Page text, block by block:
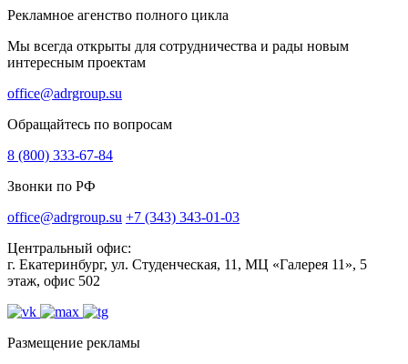
Рекламное агенство полного цикла
Мы всегда открыты для сотрудничества и рады новым
интересным проектам
office@adrgroup.su
Обращайтесь по вопросам
8 (800) 333-67-84
Звонки по РФ
office@adrgroup.su +7 (343) 343-01-03
Центральный офис:
г. Екатеринбург, ул. Студенческая, 11, МЦ «Галерея 11», 5
этаж, офис 502
Размещение рекламы